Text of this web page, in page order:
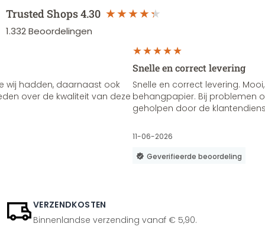
Trusted Shops4.30
1.332Beoordelingen
wij hadden, daarnaast ook
over de kwaliteit van deze
Snelle en correct levering
Snelle en correct levering.
behangpapier. Bij problemen
geholpen door de
11-06-2026
Geverifieerde beoordeling
VERZENDKOSTEN
Binnenlandse verzending vanaf € 5,90.